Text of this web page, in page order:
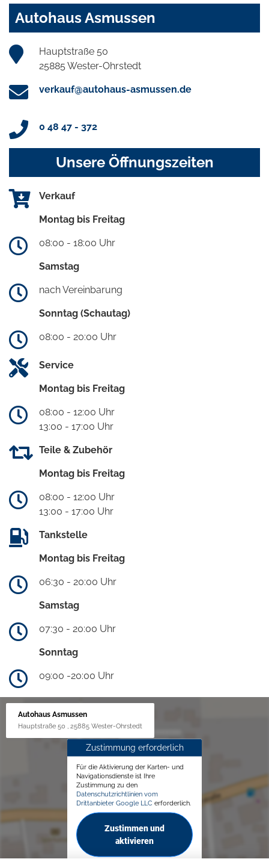
Autohaus Asmussen
Hauptstraße 50
25885 Wester-Ohrstedt
verkauf@autohaus-asmussen.de
0 48 47 - 372
Unsere Öffnungszeiten
Verkauf
Montag bis Freitag
08:00 - 18:00 Uhr
Samstag
nach Vereinbarung
Sonntag (Schautag)
08:00 - 20:00 Uhr
Service
Montag bis Freitag
08:00 - 12:00 Uhr
13:00 - 17:00 Uhr
Teile & Zubehör
Montag bis Freitag
08:00 - 12:00 Uhr
13:00 - 17:00 Uhr
Tankstelle
Montag bis Freitag
06:30 - 20:00 Uhr
Samstag
07:30 - 20:00 Uhr
Sonntag
09:00 -20:00 Uhr
Autohaus Asmussen
Hauptstraße 50 , 25885 Wester-Ohrstedt
Zustimmung erforderlich
Für die Aktivierung der Karten- und
Navigationsdienste ist Ihre
Zustimmung zu den
Datenschutzrichtlinien vom
Drittanbieter Google LLC erforderlich.
Zustimmen und
aktivieren